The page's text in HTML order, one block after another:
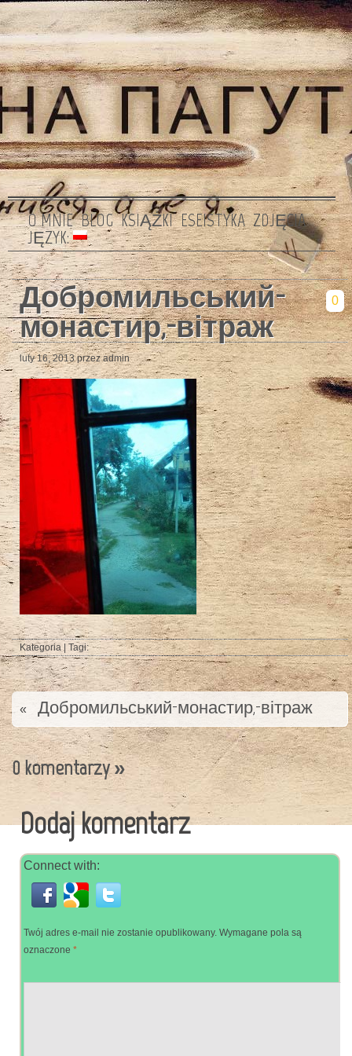
O MNIE BLOG KSIĄŻKI ESEISTYKA ZDJĘCIA
JĘZYK:
Добромильський-
монастир,-вітраж
0
luty 16, 2013przez admin
Kategoria | Tagi:
« Добромильський-монастир,-вітраж
0 komentarzy»
Dodaj komentarz
Connect with:
Twój adres e-mail nie zostanie opublikowany. Wymagane pola są
oznaczone *